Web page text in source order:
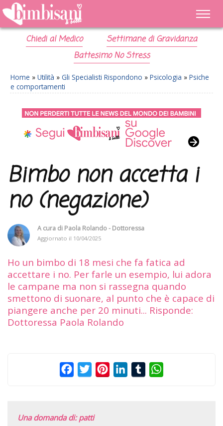
Chiedi al Medico
Settimane di Gravidanza
Battesimo No Stress
Home » Utilità » Gli Specialisti Rispondono » Psicologia » Psiche
e comportamenti
Bimbo non accetta i
no (negazione)
A cura di Paola Rolando - Dottoressa
Aggiornato il 10/04/2025
Ho un bimbo di 18 mesi che fa fatica ad
accettare i no. Per farle un esempio, lui adora
le campane ma non si rassegna quando
smettono di suonare, al punto che è capace di
piangere anche per 20 minuti... Risponde:
Dottoressa Paola Rolando
FacebookTwitterPinterestLinkedInTumblr
Una domanda di: patti